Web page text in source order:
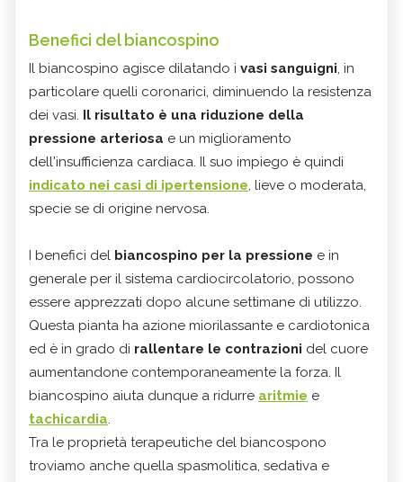
Benefici del biancospino
Il biancospino agisce dilatando i vasi sanguigni, in
particolare quelli coronarici, diminuendo la resistenza
dei vasi. Il risultato è una riduzione della
pressione arteriosa e un miglioramento
dell'insufficienza cardiaca. Il suo impiego è quindi
indicato nei casi di ipertensione, lieve o moderata,
specie se di origine nervosa.
I benefici del biancospino per la pressione e in
generale per il sistema cardiocircolatorio, possono
essere apprezzati dopo alcune settimane di utilizzo.
Questa pianta ha azione miorilassante e cardiotonica
ed è in grado di rallentare le contrazioni del cuore
aumentandone contemporaneamente la forza. Il
biancospino aiuta dunque a ridurre aritmie e
tachicardia.
Tra le proprietà terapeutiche del biancospono
troviamo anche quella spasmolitica, sedativa e